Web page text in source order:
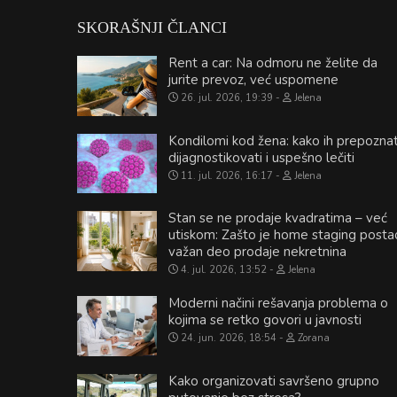
SKORAŠNJI ČLANCI
Rent a car: Na odmoru ne želite da
jurite prevoz, već uspomene
26. jul. 2026, 19:39 Jelena
Kondilomi kod žena: kako ih
dijagnostikovati i uspešno lečiti
11. jul. 2026, 16:17 Jelena
Stan se ne prodaje kvadratima – već
utiskom: Zašto je home staging
važan deo prodaje nekretnina
4. jul. 2026, 13:52 Jelena
Moderni načini rešavanja problema o
kojima se retko govori u javnosti
24. jun. 2026, 18:54 Zorana
Kako organizovati savršeno grupno